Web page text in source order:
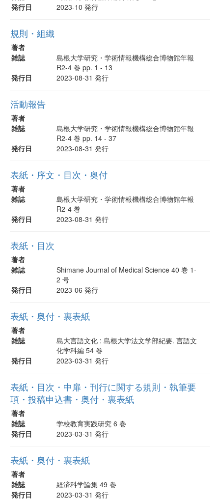
発行日
2023-10 発行
規則・組織
著者
雑誌
島根大学研究・学術情報機構総合博物館年報
R2-4 巻 pp. 1 - 13
発行日
2023-08-31 発行
活動報告
著者
雑誌
島根大学研究・学術情報機構総合博物館年報
R2-4 巻 pp. 14 - 37
発行日
2023-08-31 発行
表紙・序文・目次・奥付
著者
雑誌
島根大学研究・学術情報機構総合博物館年報
R2-4 巻
発行日
2023-08-31 発行
表紙・目次
著者
雑誌
Shimane Journal of Medical Science 40 巻 1-
2 号
発行日
2023-06 発行
表紙・奥付・裏表紙
著者
雑誌
島大言語文化 : 島根大学法文学部紀要. 言語文
化学科編 54 巻
発行日
2023-03-31 発行
表紙・目次・中扉・刊行に関する規則・執筆要
項・投稿申込書・奥付・裏表紙
著者
雑誌
学校教育実践研究 6 巻
発行日
2023-03-31 発行
表紙・奥付・裏表紙
著者
雑誌
経済科学論集 49 巻
発行日
2023-03-31 発行